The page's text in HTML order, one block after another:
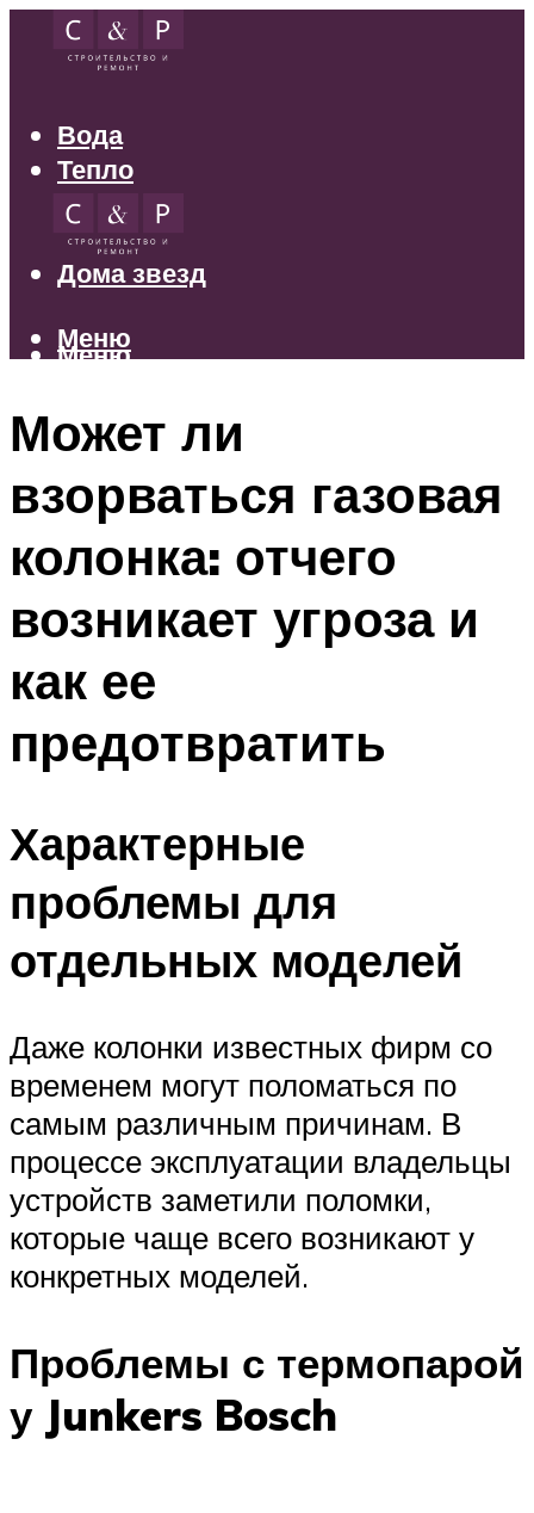
Вода
Тепло
Электрика
Свет
Дома звезд
Меню
Меню
Может ли
взорваться газовая
колонка: отчего
возникает угроза и
как ее
предотвратить
Характерные
проблемы для
отдельных моделей
Даже колонки известных фирм со
временем могут поломаться по
самым различным причинам. В
процессе эксплуатации владельцы
устройств заметили поломки,
которые чаще всего возникают у
конкретных моделей.
Проблемы с термопарой
у Junkers Bosch